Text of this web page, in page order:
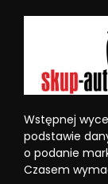
Wstępnej
podstawie
o podanie
Czasem